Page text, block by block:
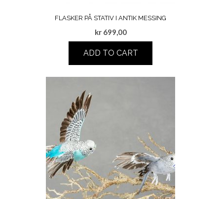
FLASKER PÅ STATIV I ANTIK MESSING
kr699,00
ADD TO CART